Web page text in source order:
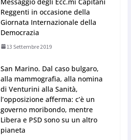
Reggenti in occasione della
Giornata Internazionale della
Democrazia
13 Settembre 2019
San Marino. Dal caso bulgaro,
alla mammografia, alla nomina
di Venturini alla Sanità,
l’opposizione afferma: c’è un
governo moribondo, mentre
Libera e PSD sono su un altro
pianeta